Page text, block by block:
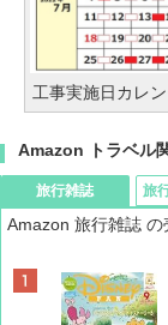
工事実施日カレ
Amazon トラベル
旅行雑誌
Amazon 旅行雑誌
旅